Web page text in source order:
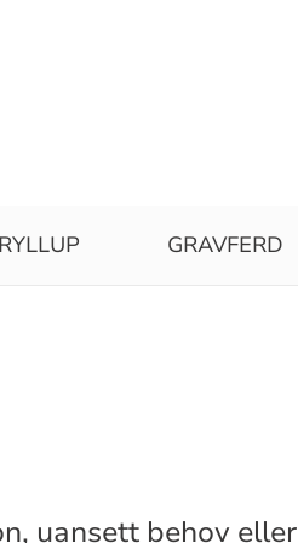
GRAVFERD
uansett behov eller